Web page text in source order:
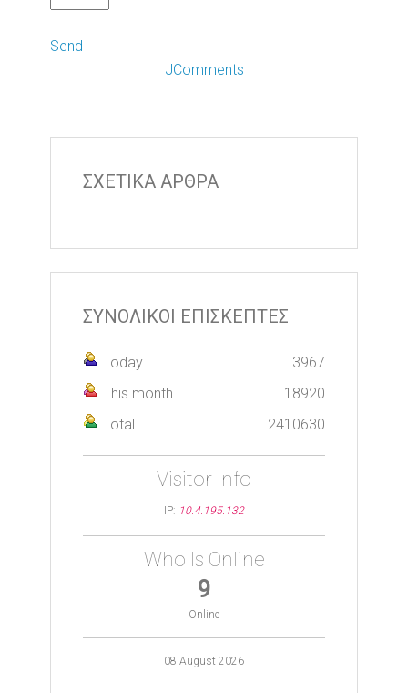
Send
JComments
ΣΧΕΤΙΚΑ ΑΡΘΡΑ
ΣΥΝΟΛΙΚΟΙ ΕΠΙΣΚΕΠΤΕΣ
Today
3967
This month
18920
Total
2410630
Visitor Info
IP: 10.4.195.132
Who Is Online
9
Online
08 August 2026